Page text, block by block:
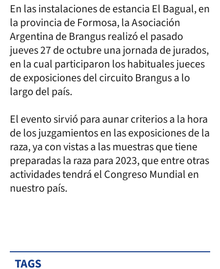
En las instalaciones de estancia El Bagual, en
la provincia de Formosa, la Asociación
Argentina de Brangus realizó el pasado
jueves 27 de octubre una jornada de jurados,
en la cual participaron los habituales jueces
de exposiciones del circuito Brangus a lo
largo del país.
El evento sirvió para aunar criterios a la hora
de los juzgamientos en las exposiciones de la
raza, ya con vistas a las muestras que tiene
preparadas la raza para 2023, que entre otras
actividades tendrá el Congreso Mundial en
nuestro país.
TAGS